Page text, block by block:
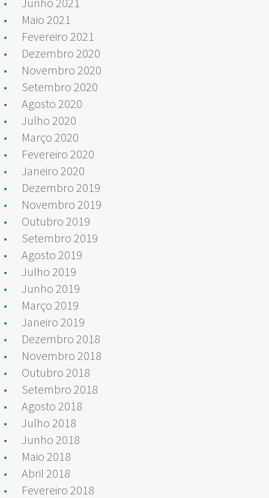
Maio 2021
Fevereiro 2021
Dezembro 2020
Novembro 2020
Setembro 2020
Agosto 2020
Julho 2020
Março 2020
Fevereiro 2020
Janeiro 2020
Dezembro 2019
Novembro 2019
Outubro 2019
Setembro 2019
Agosto 2019
Julho 2019
Junho 2019
Março 2019
Janeiro 2019
Dezembro 2018
Novembro 2018
Outubro 2018
Setembro 2018
Agosto 2018
Julho 2018
Junho 2018
Maio 2018
Abril 2018
Fevereiro 2018